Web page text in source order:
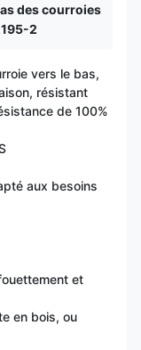
des courroies
2
vers le bas,
résistant
de 100%
aux besoins
et
en bois, ou